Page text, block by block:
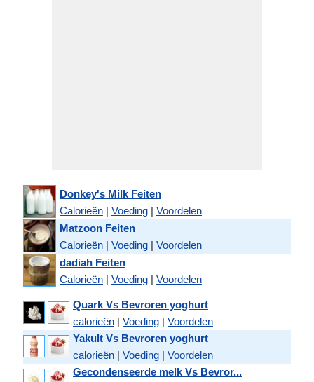
Donkey's Milk Feiten
Calorieën | Voeding | Voordelen
Matzoon Feiten
Calorieën | Voeding | Voordelen
dadiah Feiten
Calorieën | Voeding | Voordelen
Quark Vs Bevroren yoghurt
calorieën | Voeding | Voordelen
Yakult Vs Bevroren yoghurt
calorieën | Voeding | Voordelen
Gecondenseerde melk Vs Bevror...